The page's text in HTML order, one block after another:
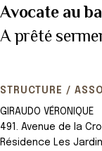
Avocate au
A prêté
STRUCTURE /
GIRAUDO VÉRONIQUE
491. Avenue de la
Résidence Les